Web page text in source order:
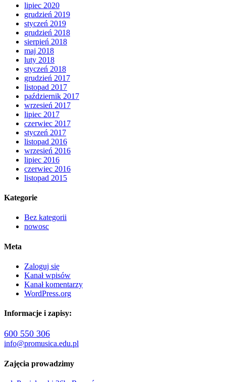
lipiec 2020
grudzień 2019
styczeń 2019
grudzień 2018
sierpień 2018
maj 2018
luty 2018
styczeń 2018
grudzień 2017
listopad 2017
październik 2017
wrzesień 2017
lipiec 2017
czerwiec 2017
styczeń 2017
listopad 2016
wrzesień 2016
lipiec 2016
czerwiec 2016
listopad 2015
Kategorie
Bez kategorii
nowosc
Meta
Zaloguj się
Kanał wpisów
Kanał komentarzy
WordPress.org
Informacje i zapisy:
600 550 306
info@promusica.edu.pl
Zajęcia prowadzimy